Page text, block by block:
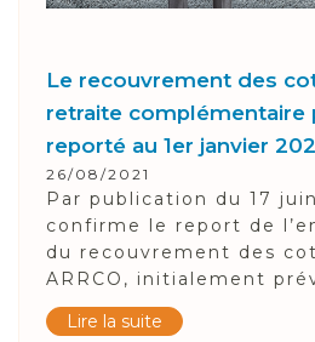
Le recouvrement des
retraite complémentaire
reporté au 1er janvier
26/08/2021
Par publication du 17 juin
confirme le report de
du recouvrement des
ARRCO, initialement
Lire la suite